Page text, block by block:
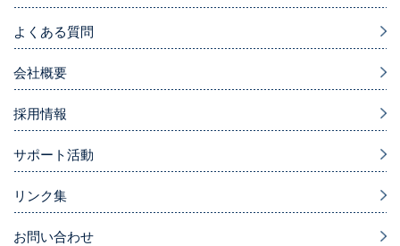
よくある質問
会社概要
採用情報
サポート活動
リンク集
お問い合わせ